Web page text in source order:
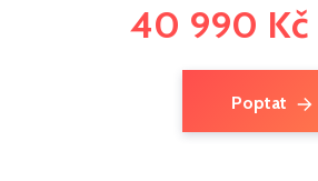
40 990 Kč
Poptat